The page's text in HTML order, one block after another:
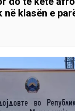
në klasën e